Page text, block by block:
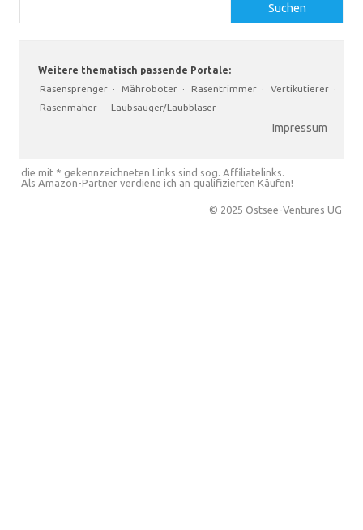
Suchen
Weitere thematisch passende Portale:
Rasensprenger · Mähroboter · Rasentrimmer · Vertikutierer ·
Rasenmäher · Laubsauger/Laubbläser
Impressum
die mit * gekennzeichneten Links sind sog. Affiliatelinks.
Als Amazon-Partner verdiene ich an qualifizierten Käufen!
© 2025 Ostsee-Ventures UG